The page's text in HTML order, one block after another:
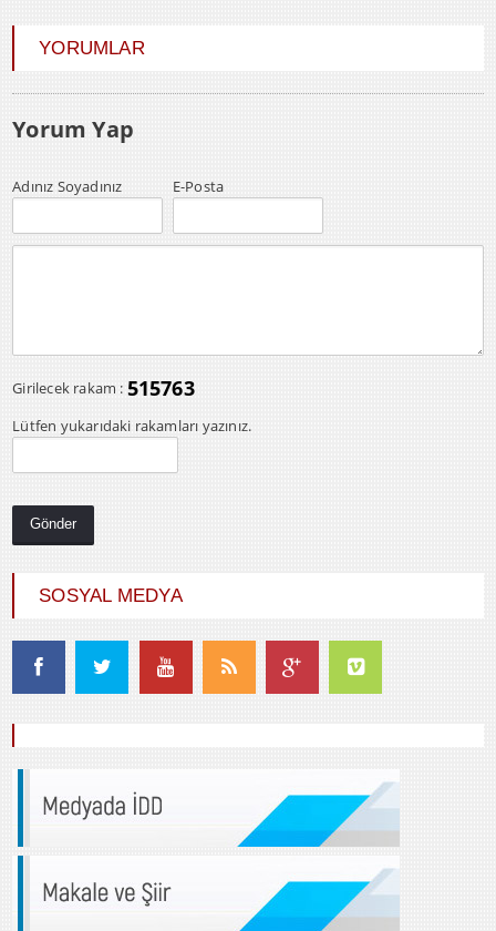
YORUMLAR
Yorum Yap
Adınız Soyadınız E-Posta
Girilecek rakam : 515763
Lütfen yukarıdaki rakamları yazınız.
SOSYAL MEDYA